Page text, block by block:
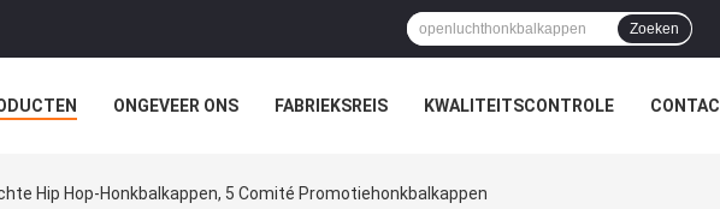
Zoeken
ONGEVEER ONS FABRIEKSREIS KWALITEITSCONTROLE
Hip Hop-Honkbalkappen, 5 Comité Promotiehonkbalkappen